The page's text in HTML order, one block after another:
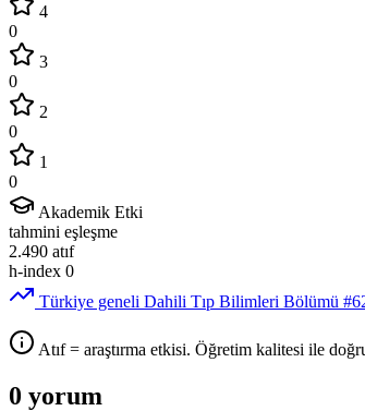
4
0
3
0
2
0
1
0
Akademik Etki
tahmini eşleşme
2.490 atıf
h-index 0
Türkiye geneli Dahili Tıp Bilimleri Bölümü
Atıf = araştırma etkisi. Öğretim kalitesi ile
0 yorum